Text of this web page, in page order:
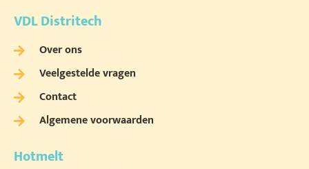
VDL Distritech
Over ons
Veelgestelde vragen
Contact
Algemene voorwaarden
Hotmelt